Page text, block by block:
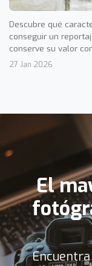
Descubre qué
conseguir un
conserve su valor
27 Jan 2026
El